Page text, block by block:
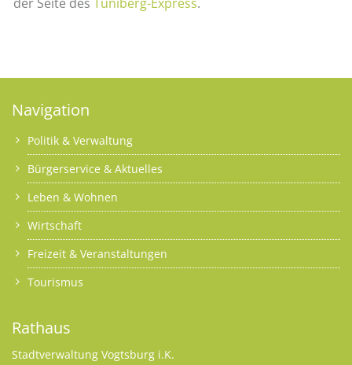
Navigation
Politik & Verwaltung
Bürgerservice & Aktuelles
Leben & Wohnen
Wirtschaft
Freizeit & Veranstaltungen
Tourismus
Rathaus
Stadtverwaltung Vogtsburg i.K.